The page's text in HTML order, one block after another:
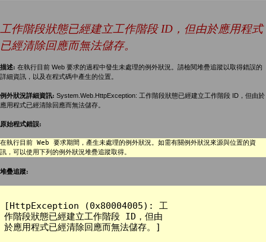
工作階段狀態已經建立工作階段 ID，但由於應用程式
已經清除回應而無法儲存。
描述: 在執行目前 Web 要求的過程中發生未處理的例外狀況。請檢閱堆疊追蹤以取得錯誤的
詳細資訊，以及在程式碼中產生的位置。
例外狀況詳細資訊: System.Web.HttpException: 工作階段狀態已經建立工作階段 ID，但由於
應用程式已經清除回應而無法儲存。
原始程式錯誤:
在執行目前 Web 要求期間，產生未處理的例外狀況。如需有關例外狀況來源與位置的資
訊，可以使用下列的例外狀況堆疊追蹤取得。
堆疊追蹤:
[HttpException (0x80004005): 工
作階段狀態已經建立工作階段 ID，但由
於應用程式已經清除回應而無法儲存。]